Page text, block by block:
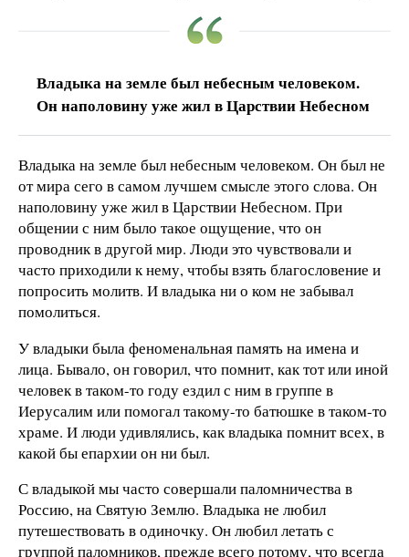
Владыка на земле был небесным человеком.
Он наполовину уже жил в Царствии Небесном
Владыка на земле был небесным человеком. Он был не
от мира сего в самом лучшем смысле этого слова. Он
наполовину уже жил в Царствии Небесном. При
общении с ним было такое ощущение, что он
проводник в другой мир. Люди это чувствовали и
часто приходили к нему, чтобы взять благословение и
попросить молитв. И владыка ни о ком не забывал
помолиться.
У владыки была феноменальная память на имена и
лица. Бывало, он говорил, что помнит, как тот или иной
человек в таком-то году ездил с ним в группе в
Иерусалим или помогал такому-то батюшке в таком-то
храме. И люди удивлялись, как владыка помнит всех, в
какой бы епархии он ни был.
С владыкой мы часто совершали паломничества в
Россию, на Святую Землю. Владыка не любил
путешествовать в одиночку. Он любил летать с
группой паломников, прежде всего потому, что всегда